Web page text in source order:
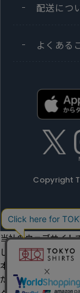
配送につ
よくある
Copyright
当社のウェブサイト
しています。
本ウェブサイトをこ
ただいたものとみな